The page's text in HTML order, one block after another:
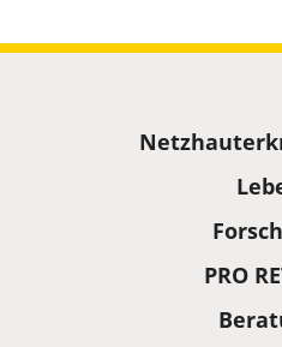
PRO